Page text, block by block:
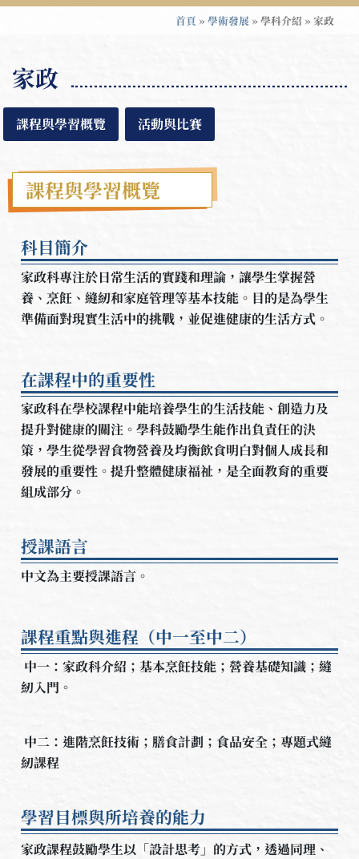
首頁 »學術發展 »學科介紹 »家政
家政
課程與學習概覽 活動與比賽
課程與學習概覽
科目簡介
家政科專注於日常生活的實踐和理論，讓學生掌握營
養、烹飪、縫紉和家庭管理等基本技能。目的是為學生
準備面對現實生活中的挑戰，並促進健康的生活方式。
在課程中的重要性
家政科在學校課程中能培養學生的生活技能、創造力及
提升對健康的關注。學科鼓勵學生能作出負責任的決
策，學生從學習食物營養及均衡飲食明白對個人成長和
發展的重要性。提升整體健康福祉，是全面教育的重要
組成部分。
授課語言
中文為主要授課語言。
課程重點與進程（中一至中二）
中一：家政科介紹；基本烹飪技能；營養基礎知識；縫
紉入門。
中二：進階烹飪技術；膳食計劃；食品安全；專題式縫
紉課程
學習目標與所培養的能力
家政課程鼓勵學生以「設計思考」的方式，透過同理、